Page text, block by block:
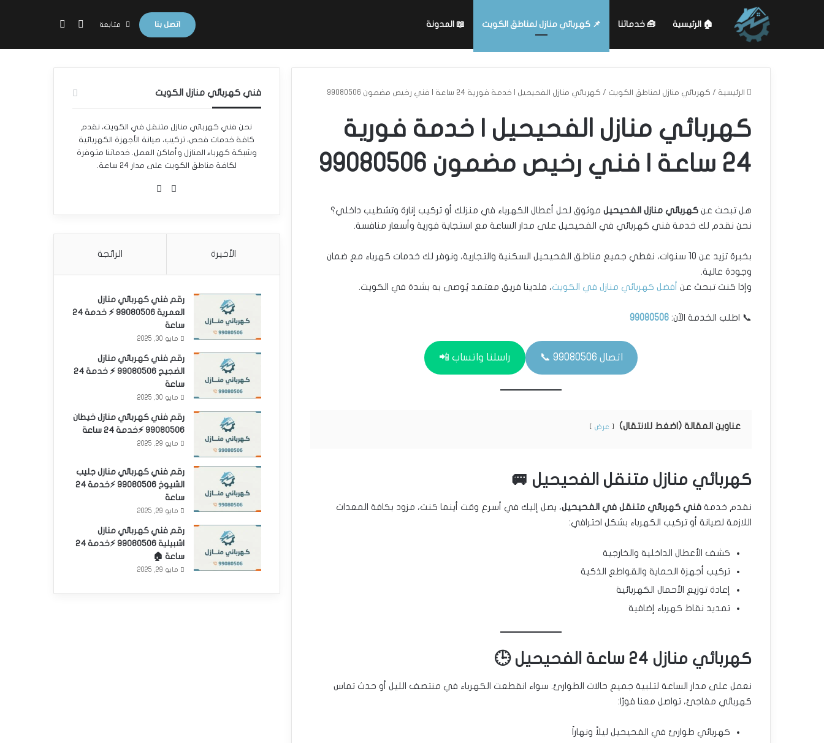
🏠 الرئيسية 🧰 خدماتنا 📌 كهربائي منازل لمناطق الكويت 📖 المدونة اتصل بنا متابعة الوضع المظلم
الرئيسية / كهربائي منازل لمناطق الكويت / كهربائي منازل الفحيحيل | خدمة فورية 24 ساعة | فني رخيص مضمون 99080506
كهربائي منازل الفحيحيل | خدمة فورية
24 ساعة | فني رخيص مضمون 99080506
هل تبحث عن كهربائي منازل الفحيحيل موثوق لحل أعطال الكهرباء في منزلك أو تركيب إنارة وتشطيب داخلي؟
نحن نقدم لك خدمة فني كهربائي في الفحيحيل على مدار الساعة مع استجابة فورية وأسعار منافسة.
بخبرة تزيد عن 10 سنوات، نغطي جميع مناطق الفحيحيل السكنية والتجارية، ونوفر لك خدمات كهرباء مع ضمان
وجودة عالية.
وإذا كنت تبحث عن أفضل كهربائي منازل في الكويت، فلدينا فريق معتمد يُوصى به بشدة في الكويت.
📞 اطلب الخدمة الآن: 99080506
اتصال 99080506 📞 راسلنا واتساب 📲
عناوين المقالة (اضغط للانتقال) عرض
كهربائي منازل متنقل الفحيحيل 🚐
نقدم خدمة فني كهربائي متنقل في الفحيحيل، يصل إليك في أسرع وقت أينما كنت، مزود بكافة المعدات
اللازمة لصيانة أو تركيب الكهرباء بشكل احترافي:
كشف الأعطال الداخلية والخارجية
تركيب أجهزة الحماية والقواطع الذكية
إعادة توزيع الأحمال الكهربائية
تمديد نقاط كهرباء إضافية
كهربائي منازل 24 ساعة الفحيحيل 🕒
نعمل على مدار الساعة لتلبية جميع حالات الطوارئ. سواء انقطعت الكهرباء في منتصف الليل أو حدث تماس
كهربائي مفاجئ، تواصل معنا فورًا:
كهربائي طوارئ في الفحيحيل ليلاً ونهاراً
فني كهربائي منازل الكويت
نحن فني كهربائي منازل متنقل في الكويت، نقدم
كافة خدمات فحص، تركيب، صيانة الأجهزة الكهربائية
وشبكة كهرباء المنازل وأماكن العمل. خدماتنا متوفرة
لكافة مناطق الكويت على مدار 24 ساعة.
واتساب
الأخيرة الرائجة
رقم فني كهربائي منازل
العمرية 99080506 ⚡ خدمة 24
ساعة
مايو 30, 2025
رقم فني كهربائي منازل
الضجيج 99080506 ⚡ خدمة 24
ساعة
مايو 30, 2025
رقم فني كهربائي منازل خيطان
99080506 ⚡خدمة 24 ساعة
مايو 29, 2025
رقم فني كهربائي منازل جليب
الشيوخ 99080506 ⚡خدمة 24
ساعة
مايو 29, 2025
رقم فني كهربائي منازل
اشبيلية 99080506 ⚡خدمة 24
ساعة 🏠
مايو 29, 2025